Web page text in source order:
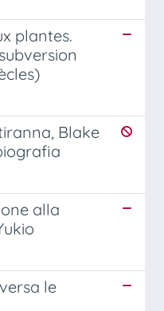
plantes.
Blake
alla
le